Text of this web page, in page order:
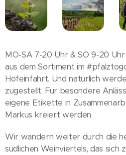
MO-SA 7-20 Uhr & SO 9-20
aus dem Sortiment im
Hofeinfahrt. Und natürlich
zugestellt. Für besondere
eigene Etikette in
Markus kreiert werden.
Wir wandern weiter durch die
südlichen Weinviertels, das sich